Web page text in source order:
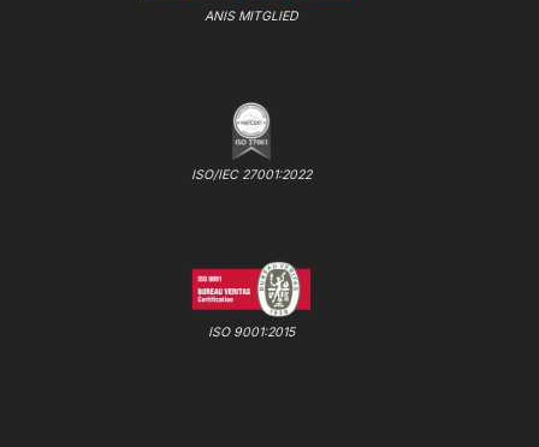
ANIS MITGLIED
ISO/IEC 27001:2022
ISO 9001:2015